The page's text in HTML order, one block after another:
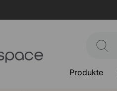
Produkte